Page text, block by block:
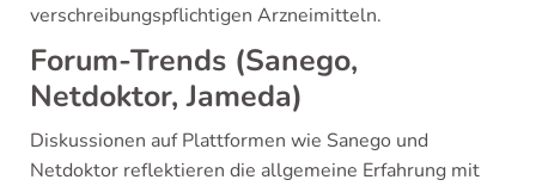
verschreibungspflichtigen Arzneimitteln.
Forum-Trends (Sanego,
Netdoktor, Jameda)
Diskussionen auf Plattformen wie Sanego und
Netdoktor reflektieren die allgemeine Erfahrung mit